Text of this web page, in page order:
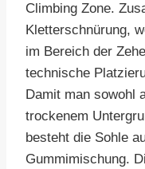
Climbing Zone.
Kletterschnürung,
im Bereich der
technische
Damit man sowohl
trockenem
besteht die Sohle
Gummimischung.